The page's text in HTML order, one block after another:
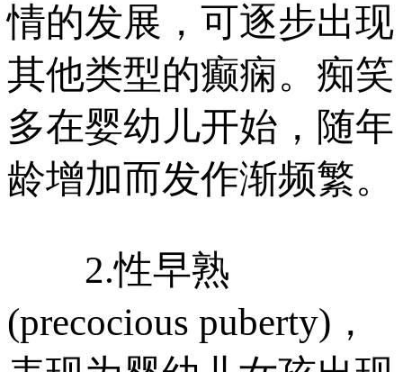
情的发展，可逐步出现
其他类型的癫痫。痴笑
多在婴幼儿开始，随年
龄增加而发作渐频繁。
2.性早熟
(precocious puberty)，